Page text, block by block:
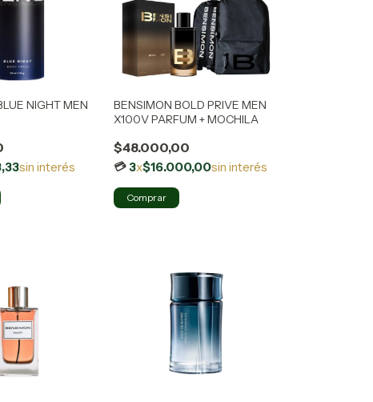
NIGHT MEN
sin interés
BENSIMON BOLD PRIVE MEN
X100V PARFUM + MOCHILA
$48.000,00
3x$16.000,00sin interés